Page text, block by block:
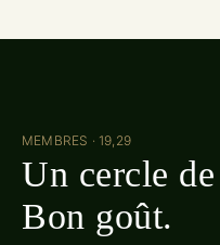
MEMBRES · 19,29
Un cercle de
Bon goût.